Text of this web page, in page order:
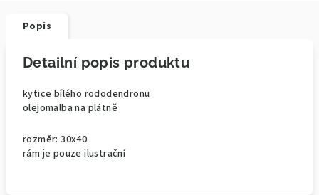
Popis
Detailní popis produktu
kytice bílého rododendronu
olejomalba na plátně
rozměr: 30x40
rám je pouze ilustrační